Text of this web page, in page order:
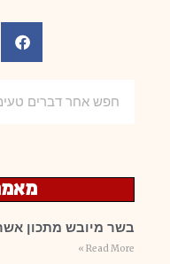
בשר מיובש מתכון
Read More »